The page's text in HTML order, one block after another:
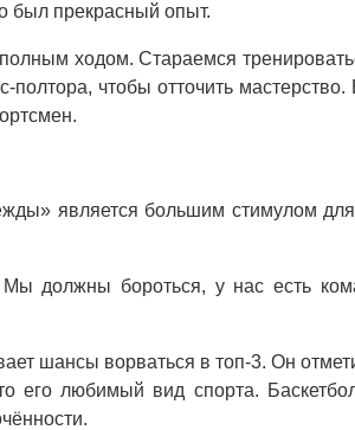
был прекрасный опыт.
ходом. Стараемся
чтобы отточить мастерство.
является большим стимулом
должны бороться, у нас есть
шансы ворваться в топ-3. Он
его любимый вид спорта.